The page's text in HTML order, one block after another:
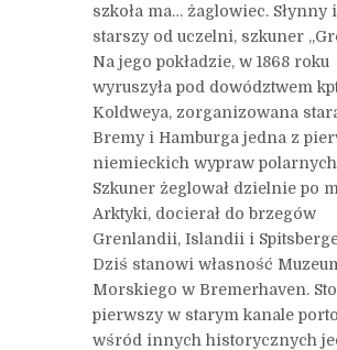
szkoła ma… żaglowiec. Słynny
starszy od uczelni, szkuner
Na jego pokładzie, w 1868 roku
wyruszyła pod dowództwem
Koldweya, zorganizowana
Bremy i Hamburga jedna z
niemieckich wypraw
Szkuner żeglował dzielnie po
Arktyki, docierał do brzegów
Grenlandii, Islandii i
Dziś stanowi własność
Morskiego w Bremerhaven.
pierwszy w starym kanale
wśród innych historycznych